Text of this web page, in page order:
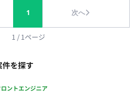
ます。 【担当工程】 要件定
Photoshop, Premiere 【働き
稼働：可能
1 次へ
1 / 1ページ
を探す
ロントエンジニア